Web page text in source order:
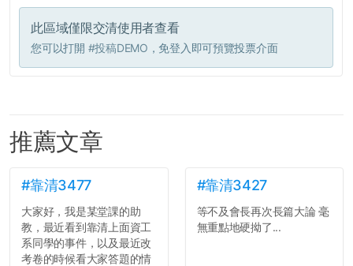
此區域僅限交清使用者查看
您可以打開 #投稿DEMO ，免登入即可預覽投票介面
推薦文章
#靠清3477
大家好，我是某堂課的助
教，最近看到靠清上面資工
系同學的事件，以及最近改
考卷的時候看大家答題的情
#靠清3427
等不及會長再次長篇大論 毫
無重點地硬拗了...